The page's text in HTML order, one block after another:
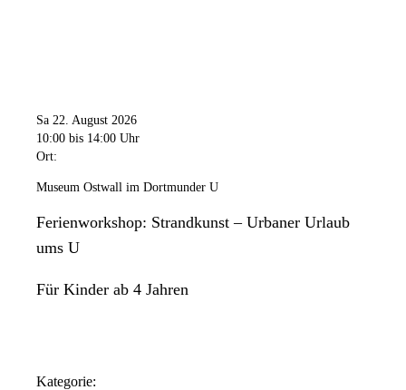
Sa 22. August 2026
10:00 bis 14:00 Uhr
Ort:
Museum Ostwall im Dortmunder U
Ferienworkshop: Strandkunst – Urbaner Urlaub
ums U
Für Kinder ab 4 Jahren
Kategorie: